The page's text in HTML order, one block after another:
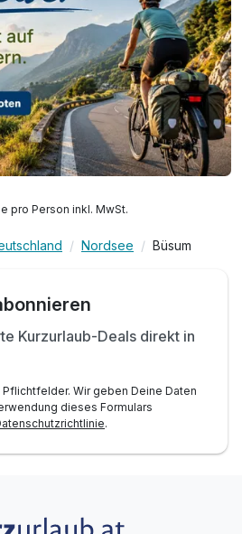
pro Person inkl. MwSt.
Nordsee Büsum
Kurzurlaub-Deals direkt in
Wir geben Deine Daten
dieses Formulars
.